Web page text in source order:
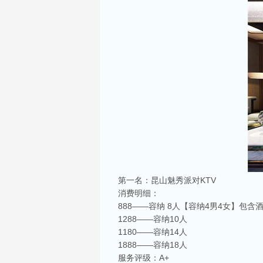
第一名：昆山魅秀派对KTV
消费明细：
888——容纳 8人【容纳4男4女】包含
1288——容纳10人
1180——容纳14人
1888——容纳18人
服务评级：A+